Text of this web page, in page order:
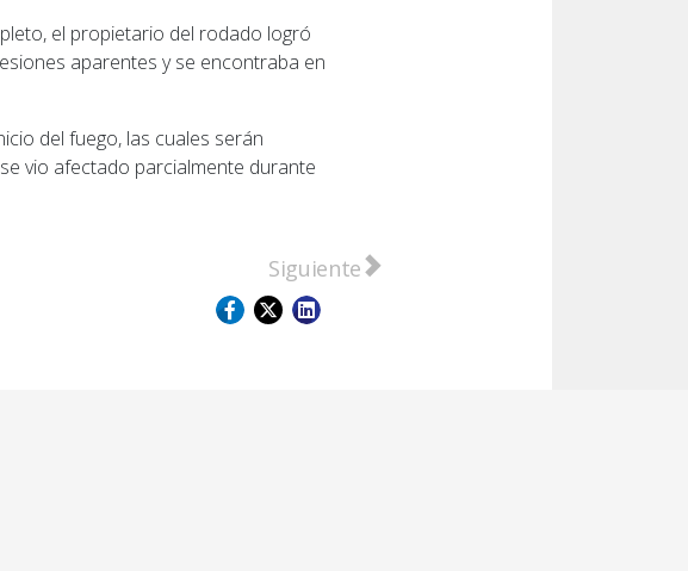
el propietario del rodado logró
aparentes y se encontraba en
del fuego, las cuales serán
vio afectado parcialmente durante
por el 213° aniversario del CombateArtículo siguiente: Granaderos visitaron
Siguiente